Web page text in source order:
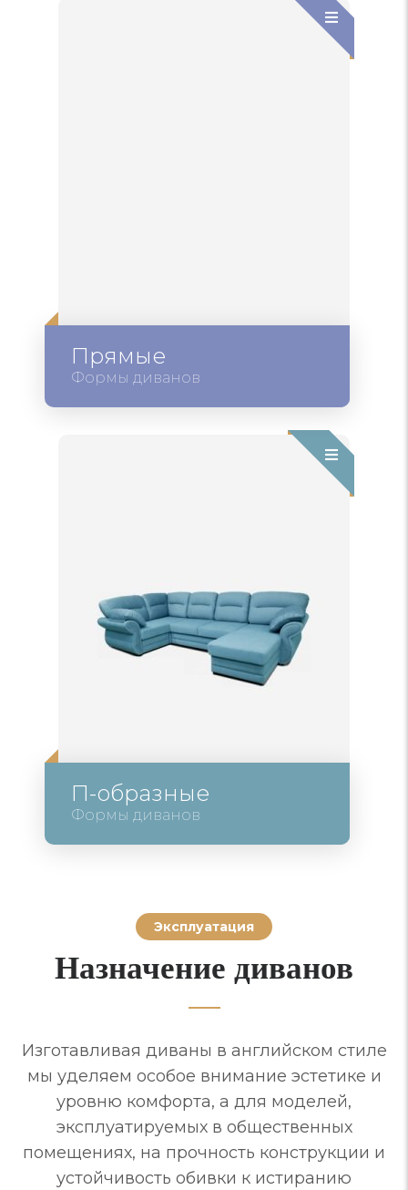
Прямые
Формы диванов
П-образные
Формы диванов
Эксплуатация
Назначение диванов
Изготавливая диваны в английском стиле
мы уделяем особое внимание эстетике и
уровню комфорта, а для моделей,
эксплуатируемых в общественных
помещениях, на прочность конструкции и
устойчивость обивки к истиранию